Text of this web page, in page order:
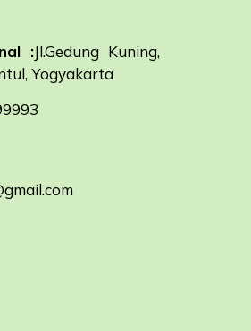
:Jl.Gedung Kuning,
Yogyakarta